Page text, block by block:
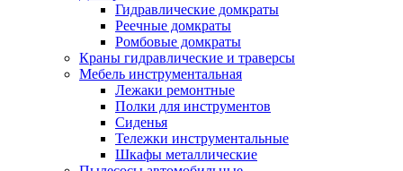
Гидравлические домкраты
Реечные домкраты
Ромбовые домкраты
Краны гидравлические и траверсы
Мебель инструментальная
Лежаки ремонтные
Полки для инструментов
Сиденья
Тележки инструментальные
Шкафы металлические